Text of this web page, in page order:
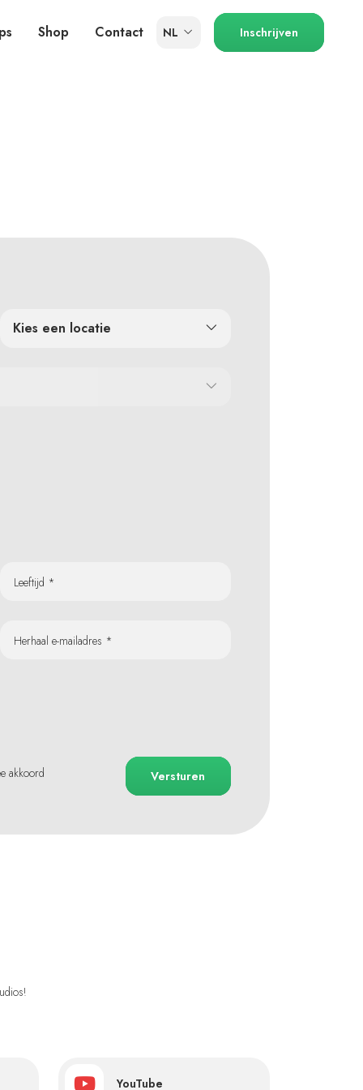
Shop Contact NL Inschrijven
Kies een locatie
Leeftijd *
Herhaal e-mailadres *
akkoord Versturen
YouTube